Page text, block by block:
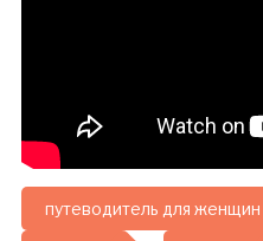
путеводитель для женщин